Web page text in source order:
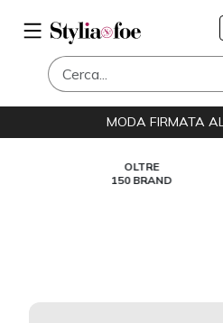
MODA FIRMATA
OLTRE
150 BRAND